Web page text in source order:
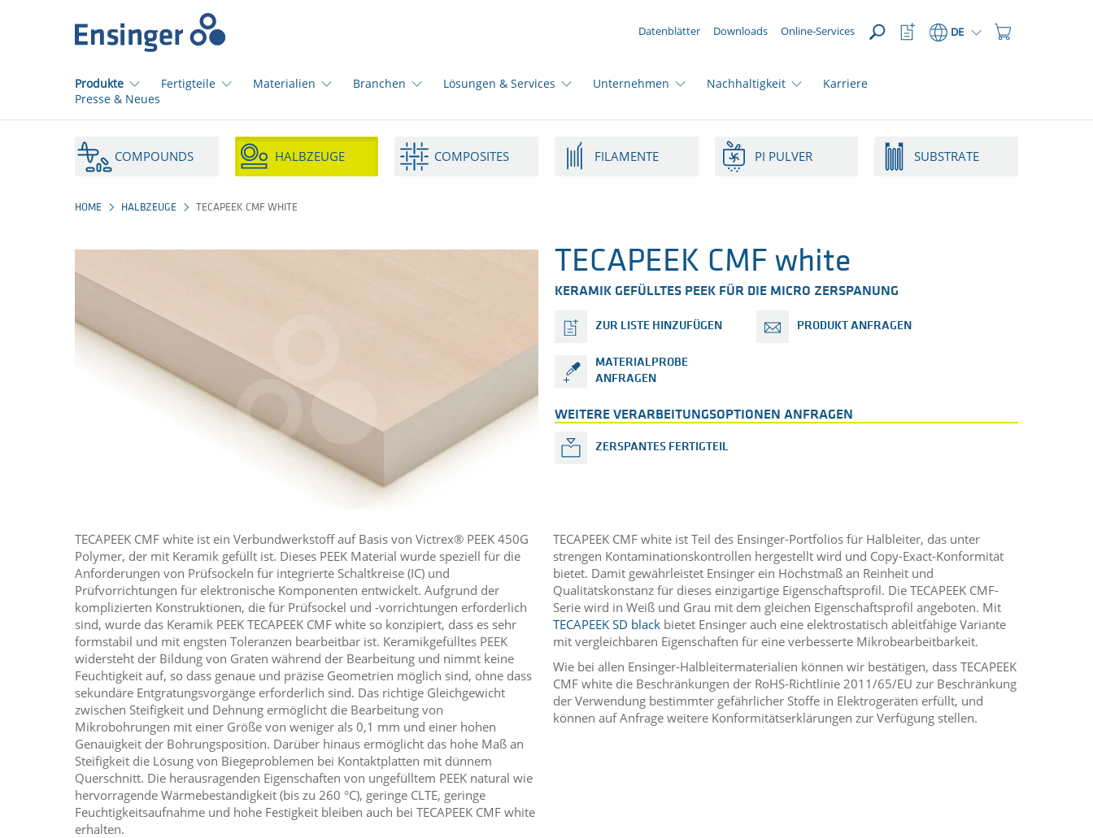
Datenblätter Downloads Online-Services
Einkaufswagen
DE
Watchlist
Button
Produkte Fertigteile Materialien Branchen Lösungen & Services Unternehmen Nachhaltigkeit
Karriere
Presse & Neues
COMPOUNDS HALBZEUGE COMPOSITES FILAMENTE PI PULVER SUBSTRATE
HOME HALBZEUGE TECAPEEK CMF WHITE
TECAPEEK CMF white
KERAMIK GEFÜLLTES PEEK FÜR DIE MICRO ZERSPANUNG
ZUR LISTE HINZUFÜGEN PRODUKT ANFRAGEN
MATERIALPROBE
ANFRAGEN
WEITERE VERARBEITUNGSOPTIONEN ANFRAGEN
ZERSPANTES FERTIGTEIL
TECAPEEK CMF white ist ein Verbundwerkstoff auf Basis von Victrex® PEEK 450G
Polymer, der mit Keramik gefüllt ist. Dieses PEEK Material wurde speziell für die
Anforderungen von Prüfsockeln für integrierte Schaltkreise (IC) und
Prüfvorrichtungen für elektronische Komponenten entwickelt. Aufgrund der
komplizierten Konstruktionen, die für Prüfsockel und -vorrichtungen erforderlich
sind, wurde das Keramik PEEK TECAPEEK CMF white so konzipiert, dass es sehr
formstabil und mit engsten Toleranzen bearbeitbar ist. Keramikgefülltes PEEK
widersteht der Bildung von Graten während der Bearbeitung und nimmt keine
Feuchtigkeit auf, so dass genaue und präzise Geometrien möglich sind, ohne dass
sekundäre Entgratungsvorgänge erforderlich sind. Das richtige Gleichgewicht
zwischen Steifigkeit und Dehnung ermöglicht die Bearbeitung von
Mikrobohrungen mit einer Größe von weniger als 0,1 mm und einer hohen
Genauigkeit der Bohrungsposition. Darüber hinaus ermöglicht das hohe Maß an
Steifigkeit die Lösung von Biegeproblemen bei Kontaktplatten mit dünnem
Querschnitt. Die herausragenden Eigenschaften von ungefülltem PEEK natural wie
hervorragende Wärmebeständigkeit (bis zu 260 °C), geringe CLTE, geringe
Feuchtigkeitsaufnahme und hohe Festigkeit bleiben auch bei TECAPEEK CMF white
erhalten.
TECAPEEK CMF white ist Teil des Ensinger-Portfolios für Halbleiter, das unter
strengen Kontaminationskontrollen hergestellt wird und Copy-Exact-Konformität
bietet. Damit gewährleistet Ensinger ein Höchstmaß an Reinheit und
Qualitätskonstanz für dieses einzigartige Eigenschaftsprofil. Die TECAPEEK CMF-
Serie wird in Weiß und Grau mit dem gleichen Eigenschaftsprofil angeboten. Mit
TECAPEEK SD blackbietet Ensinger auch eine elektrostatisch ableitfähige Variante
mit vergleichbaren Eigenschaften für eine verbesserte Mikrobearbeitbarkeit.
Wie bei allen Ensinger-Halbleitermaterialien können wir bestätigen, dass TECAPEEK
CMF white die Beschränkungen der RoHS-Richtlinie 2011/65/EU zur Beschränkung
der Verwendung bestimmter gefährlicher Stoffe in Elektrogeräten erfüllt, und
können auf Anfrage weitere Konformitätserklärungen zur Verfügung stellen.